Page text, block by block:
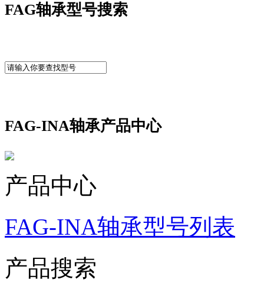
FAG轴承型号搜索
FAG-INA轴承产品中心
产品中心
FAG-INA轴承型号列表
产品搜索